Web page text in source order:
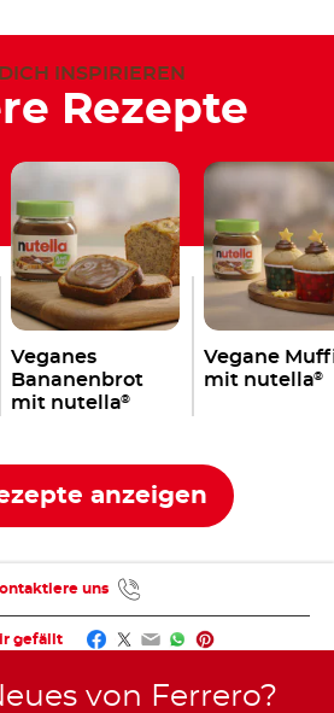
INSPIRIEREN
Rezepte
Veganes
Bananenbrot
mit nutella®
Vegane
mit nutella®
anzeigen
gefällt Facebook
Twitter
EmailWhatsApp
Pinterest
uns
von Ferrero?